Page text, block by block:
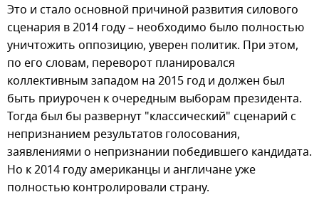
Это и стало основной причиной развития силового
сценария в 2014 году – необходимо было полностью
уничтожить оппозицию, уверен политик. При этом,
по его словам, переворот планировался
коллективным западом на 2015 год и должен был
быть приурочен к очередным выборам президента.
Тогда был бы развернут "классический" сценарий с
непризнанием результатов голосования,
заявлениями о непризнании победившего кандидата.
Но к 2014 году американцы и англичане уже
полностью контролировали страну.